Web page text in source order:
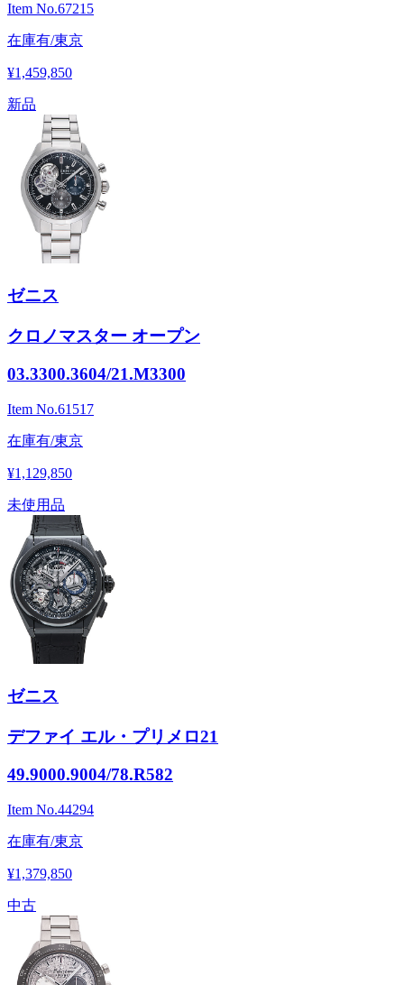
Item No.67215
在庫有/東京
¥1,459,850
新品
ゼニス
クロノマスター オープン
03.3300.3604/21.M3300
Item No.61517
在庫有/東京
¥1,129,850
未使用品
ゼニス
デファイ エル・プリメロ21
49.9000.9004/78.R582
Item No.44294
在庫有/東京
¥1,379,850
中古